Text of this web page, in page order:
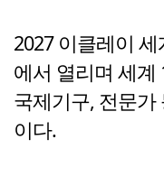
2027 이클레이
에서 열리며 세계
국제기구, 전문가
이다.